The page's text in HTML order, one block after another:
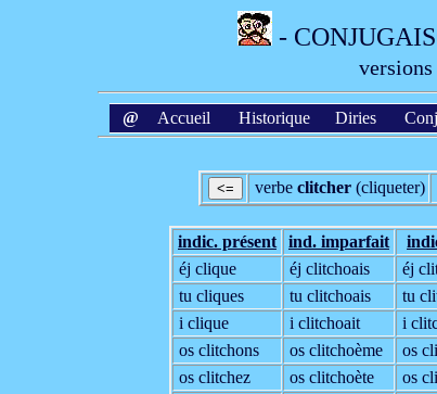
-
@ Accueil Historique Diries
verbe clitcher(cliqueter)
indic. présent ind. imparfait
éj clique
éj clitchoais éj
tu cliques
tu clitchoais tu
i clique
i clitchoait i
os clitchons
os clitchoème os
os clitchez
os clitchoète os